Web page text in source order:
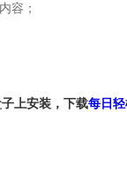
容；
上安装，下载每日